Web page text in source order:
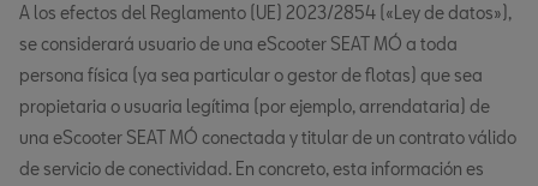
A los efectos del Reglamento (UE) 2023/2854 («Ley de datos»),
se considerará usuario de una eScooter SEAT MÓ a toda
persona física (ya sea particular o gestor de flotas) que sea
propietaria o usuaria legítima (por ejemplo, arrendataria) de
una eScooter SEAT MÓ conectada y titular de un contrato válido
de servicio de conectividad. En concreto, esta información es